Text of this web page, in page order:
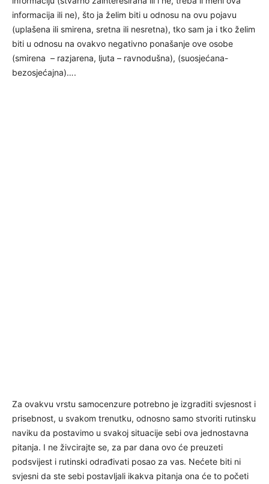
informacija ili ne), što ja želim biti u odnosu na ovu pojavu
(uplašena ili smirena, sretna ili nesretna), tko sam ja i tko želim
biti u odnosu na ovakvo negativno ponašanje ove osobe
(smirena – razjarena, ljuta – ravnodušna), (suosjećana-
bezosjećajna)….
Za ovakvu vrstu samocenzure potrebno je izgraditi svjesnost i
prisebnost, u svakom trenutku, odnosno samo stvoriti rutinsku
naviku da postavimo u svakoj situacije sebi ova jednostavna
pitanja. I ne živcirajte se, za par dana ovo će preuzeti
podsvijest i rutinski odrađivati posao za vas. Nećete biti ni
svjesni da ste sebi postavljali ikakva pitanja ona će to početi